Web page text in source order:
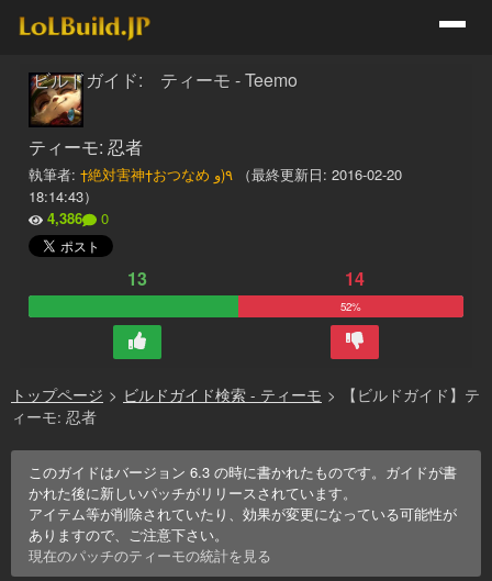
ビルドガイド: ティーモ - Teemo
ティーモ: 忍者
執筆者: †絶対害神†おつなめ ٩(و （最終更新日: 2016-02-20
18:14:43）
4,386
0
13 14
52%
トップページ > ビルドガイド検索 - ティーモ >
【ビルドガイド】テ
ィーモ: 忍者
このガイドはバージョン6.3 の時に書かれたものです。ガイドが書
かれた後に新しいパッチがリリースされています。
アイテム等が削除されていたり、効果が変更になっている可能性が
ありますので、ご注意下さい。
現在のパッチのティーモの統計を見る